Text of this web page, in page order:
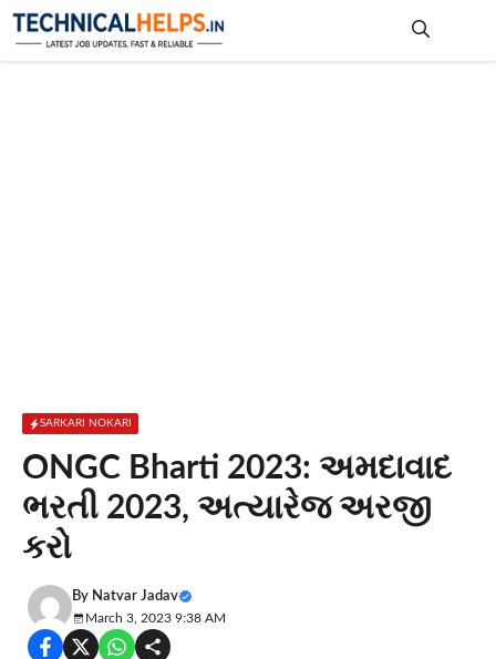
Skip
SARKARI NOKARI
ONGC Bharti 2023: અમદાવાદ
ભરતી 2023, અત્યારેજ અરજી
કરો
By Natvar Jadav
March 3, 2023 9:38 AM